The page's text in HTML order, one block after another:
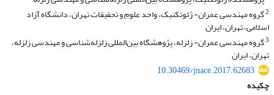
2گروه مهندسی عمران- ژئوتکنیک، واحد علوم و تحقیقات تهران، دانشگاه آزاد
اسلامی، تهران، ایران
3گروه مهندسی عمران- زلزله، پژوهشگاه بین‌المللی زلزله‌شناسی و مهندسی زلزله،
تهران، ایران
10.30469/jnace.2017.62683
چکیده